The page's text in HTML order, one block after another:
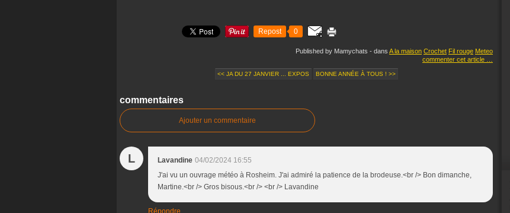
Repost 0
Published by Mamychats - dans A la maison Crochet Fil rouge Meteo
commenter cet article
<< JA DU 27 JANVIER ... EXPOS BONNE ANNÉE À TOUS ! >>
commentaires
Ajouter un commentaire
L Lavandine 04/02/2024 16:55
J'ai vu un ouvrage météo à Rosheim. J'ai admiré la patience de la brodeuse.<br /> Bon dimanche,
Martine.<br /> Gros bisous.<br /> <br /> Lavandine
Répondre